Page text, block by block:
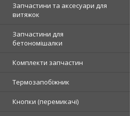
Запчастини та аксесуари для
витяжок
Запчастини для
бетономішалки
Комплекти запчастин
Термозапобіжник
Кнопки (перемикачі)